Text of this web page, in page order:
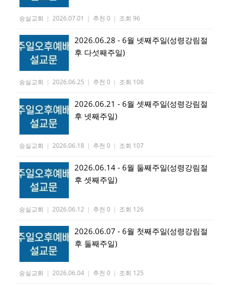
숭실교회 | 2026.07.01 | 추천 0 | 조회 96
2026.06.28 - 6월 넷째주일(성령강림절
후 다섯째주일)
숭실교회 | 2026.06.25 | 추천 0 | 조회 108
2026.06.21 - 6월 셋째주일(성령강림절
후 넷째주일)
숭실교회 | 2026.06.18 | 추천 0 | 조회 107
2026.06.14 - 6월 둘째주일(성령강림절
후 셋째주일)
숭실교회 | 2026.06.12 | 추천 0 | 조회 126
2026.06.07 - 6월 첫째주일(성령강림절
후 둘째주일)
숭실교회 | 2026.06.04 | 추천 0 | 조회 125